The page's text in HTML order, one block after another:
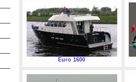
Euro 1600